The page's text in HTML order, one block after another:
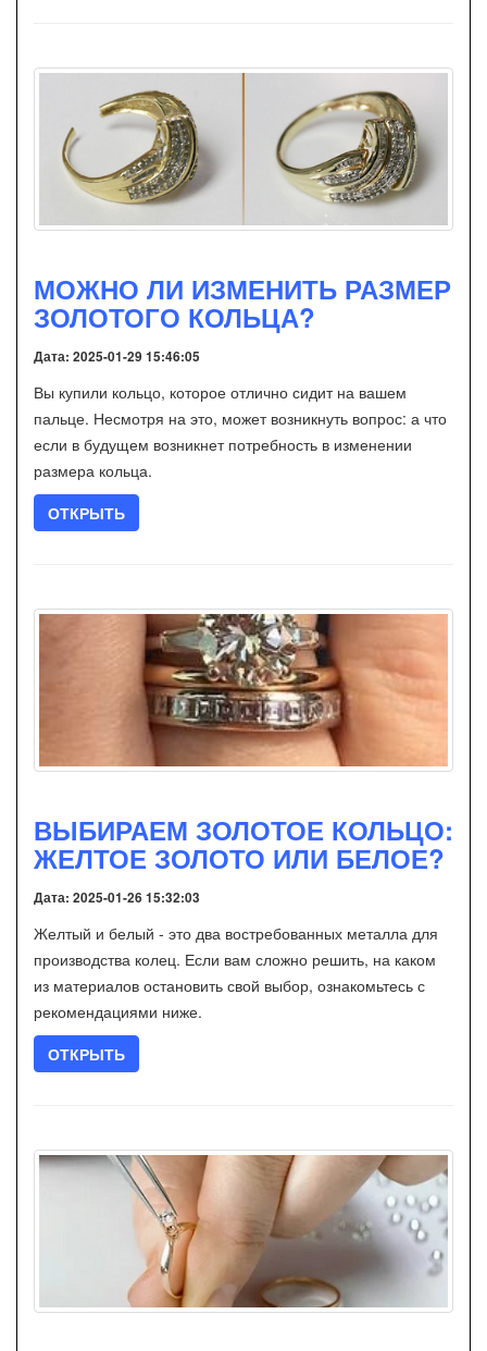
МОЖНО ЛИ ИЗМЕНИТЬ РАЗМЕР
ЗОЛОТОГО КОЛЬЦА?
Дата: 2025-01-29 15:46:05
Вы купили кольцо, которое отлично сидит на вашем
пальце. Несмотря на это, может возникнуть вопрос: а что
если в будущем возникнет потребность в изменении
размера кольца.
ОТКРЫТЬ
ВЫБИРАЕМ ЗОЛОТОЕ КОЛЬЦО:
ЖЕЛТОЕ ЗОЛОТО ИЛИ БЕЛОЕ?
Дата: 2025-01-26 15:32:03
Желтый и белый - это два востребованных металла для
производства колец. Если вам сложно решить, на каком
из материалов остановить свой выбор, ознакомьтесь с
рекомендациями ниже.
ОТКРЫТЬ